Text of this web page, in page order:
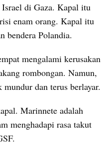
Israel di Gaza. Kapal itu
enam orang. Kapal itu
bendera Polandia.
mengalami kerusakan
rombongan. Namun,
Marinnete adalah
menghadapi rasa takut